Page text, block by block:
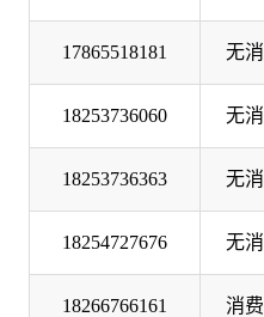
17865518181 无
18253736060 无
18253736363 无
18254727676 无
18266766161 消